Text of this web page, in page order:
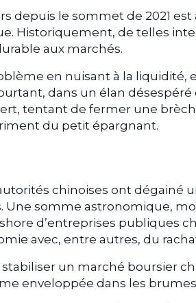
depuis le sommet de 2021 est
Historiquement, de telles
aux marchés.
en nuisant à la liquidité,
dans un élan désespéré
tentant de fermer une
du petit épargnant.
chinoises ont dégainé
Une somme astronomique,
d’entreprises publiques
avec, entre autres, du
un marché boursier
enveloppée dans les brumes